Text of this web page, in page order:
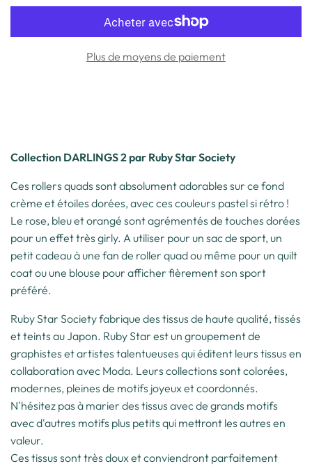
Plus de moyens de paiement
Collection DARLINGS 2 par Ruby Star Society
Ces rollers quads sont absolument adorables sur ce fond
crème et étoiles dorées, avec ces couleurs pastel si rétro !
Le rose, bleu et orangé sont agrémentés de touches dorées
pour un effet très girly. A utiliser pour un sac de sport, un
petit cadeau à une fan de roller quad ou même pour un quilt
coat ou une blouse pour afficher fièrement son sport
préféré.
Ruby Star Society fabrique des tissus de haute qualité, tissés
et teints au Japon. Ruby Star est un groupement de
graphistes et artistes talentueuses qui éditent leurs tissus en
collaboration avec Moda. Leurs collections sont colorées,
modernes, pleines de motifs joyeux et coordonnés.
N'hésitez pas à marier des tissus avec de grands motifs
avec d'autres motifs plus petits qui mettront les autres en
valeur.
Ces tissus sont très doux et conviendront parfaitement